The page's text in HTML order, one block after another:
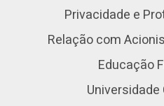
Privacidade e
Relação com
Educação